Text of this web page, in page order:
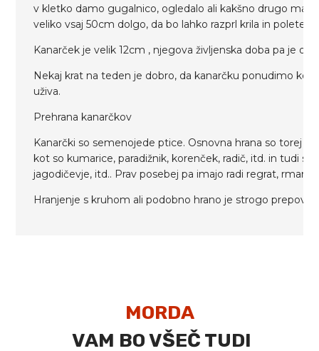
v kletko damo gugalnico, ogledalo ali kakšno drugo
veliko vsaj 50cm dolgo, da bo lahko razprl krila in poletel
Kanarček je velik 12cm , njegova življenska doba pa je od
Nekaj krat na teden je dobro, da kanarčku ponudimo
uživa.
Prehrana kanarčkov
Kanarčki so semenojede ptice. Osnovna hrana so torej
kot so kumarice, paradižnik, korenček, radič, itd. in tudi
jagodičevje, itd.. Prav posebej pa imajo radi regrat, rman
Hranjenje s kruhom ali podobno hrano je strogo
MORDA
VAM BO VŠEČ TUDI